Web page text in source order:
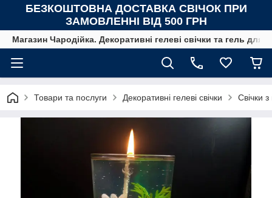
БЕЗКОШТОВНА ДОСТАВКА СВІЧОК ПРИ
ЗАМОВЛЕННІ ВІД 500 ГРН
Магазин Чародійка. Декоративні гелеві свічки та гель для
Товари та послуги Декоративні гелеві свічки Свічки з